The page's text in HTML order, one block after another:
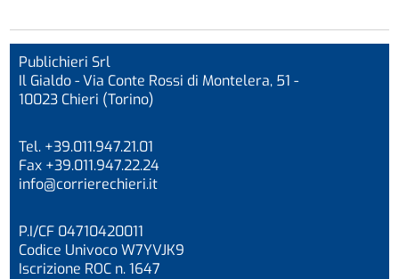
Publichieri Srl
Il Gialdo - Via Conte Rossi di Montelera, 51 -
10023 Chieri (Torino)
Tel. +39.011.947.21.01
Fax +39.011.947.22.24
info@corrierechieri.it
P.I/CF 04710420011
Codice Univoco W7YVJK9
Iscrizione ROC n. 1647